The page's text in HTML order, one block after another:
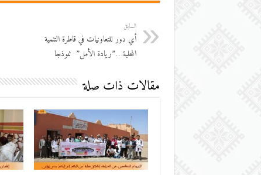
السابق
أي دور للتعاونيات في قاطرة التنمية
المحلية…”ريادة الأمل” نموذجا
مقالات ذات صلة